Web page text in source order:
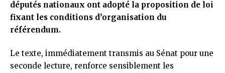
députés nationaux ont adopté la proposition de loi
fixant les conditions d’organisation du
référendum.
Le texte, immédiatement transmis au Sénat pour une
seconde lecture, renforce sensiblement les